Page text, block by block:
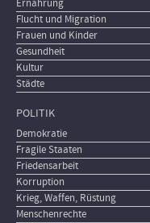
Ernährung
Flucht und Migration
Frauen und Kinder
Gesundheit
Kultur
Städte
POLITIK
Demokratie
Fragile Staaten
Friedensarbeit
Korruption
Krieg, Waffen, Rüstung
Menschenrechte